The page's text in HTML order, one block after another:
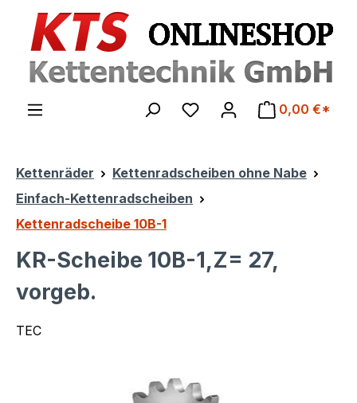
Zum Hauptinhalt springen
0,00 €*
Kettenräder
Kettenradscheiben ohne Nabe
Einfach-Kettenradscheiben
Kettenradscheibe 10B-1
KR-Scheibe 10B-1,Z= 27,
vorgeb.
TEC
Bildergalerie überspringen